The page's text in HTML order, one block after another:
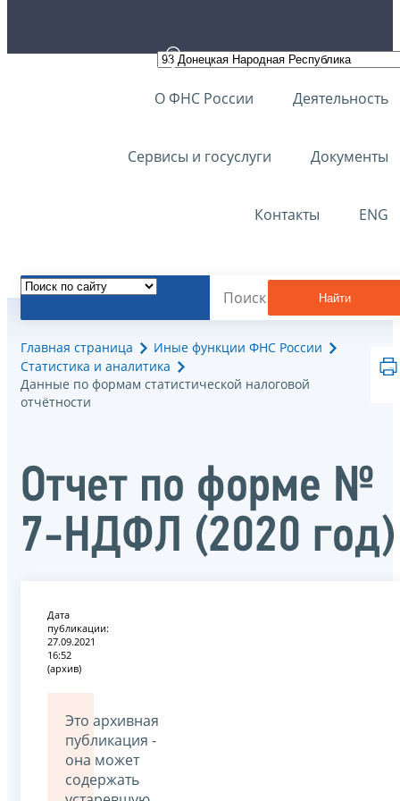
О ФНС России Деятельность
Сервисы и госуслуги Документы
Контакты ENG
Найти
Главная страница
Иные функции ФНС России
Статистика и аналитика
Данные по формам статистической налоговой
отчётности
Отчет по форме №
7-НДФЛ (2020 год)
Дата
публикации:
27.09.2021
16:52
(архив)
Это архивная
публикация -
она может
содержать